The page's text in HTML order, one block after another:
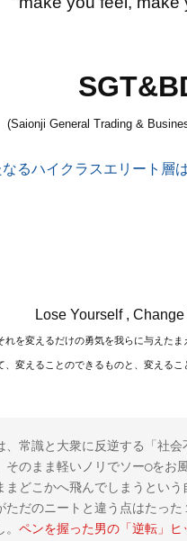
(Saionji General Trading &
なるハイクラスエリート層
Lose Yourself ,
れを変えるだけの勇気を我らに与えた
、変えることのできるものと、変える
、常識と大衆に反逆する「社
そのまま軽いノリでソー◯をお
どこかへ飛んでしまうとい
だのニートと違う点はたった
ペンを握った男の「逆転」ヒ